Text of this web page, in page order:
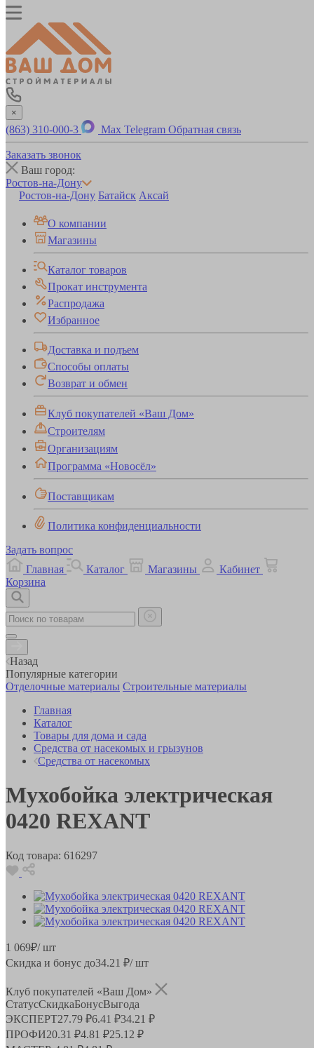
×
(863) 310-000-3 Max Telegram Обратная связь
Заказать звонок
Ваш город:
Ростов-на-Дону
Ростов-на-Дону Батайск Аксай
О компании
Магазины
Каталог товаров
Прокат инструмента
Распродажа
Избранное
Доставка и подъем
Способы оплаты
Возврат и обмен
Клуб покупателей «Ваш Дом»
Строителям
Организациям
Программа «Новосёл»
Поставщикам
Политика конфиденциальности
Задать вопрос
Главная
Каталог Магазины
Кабинет
Корзина
Назад
Популярные категории
Отделочные материалы Строительные материалы
Главная
Каталог
Товары для дома и сада
Средства от насекомых и грызунов
Средства от насекомых
Мухобойка электрическая
0420 REXANT
Код товара: 616297
1 069₽/ шт
Скидка и бонус до34.21 ₽/ шт
Клуб покупателей «Ваш Дом»
СтатусСкидкаБонусВыгода
ЭКСПЕРТ27.79 ₽6.41 ₽34.21 ₽
ПРОФИ20.31 ₽4.81 ₽25.12 ₽